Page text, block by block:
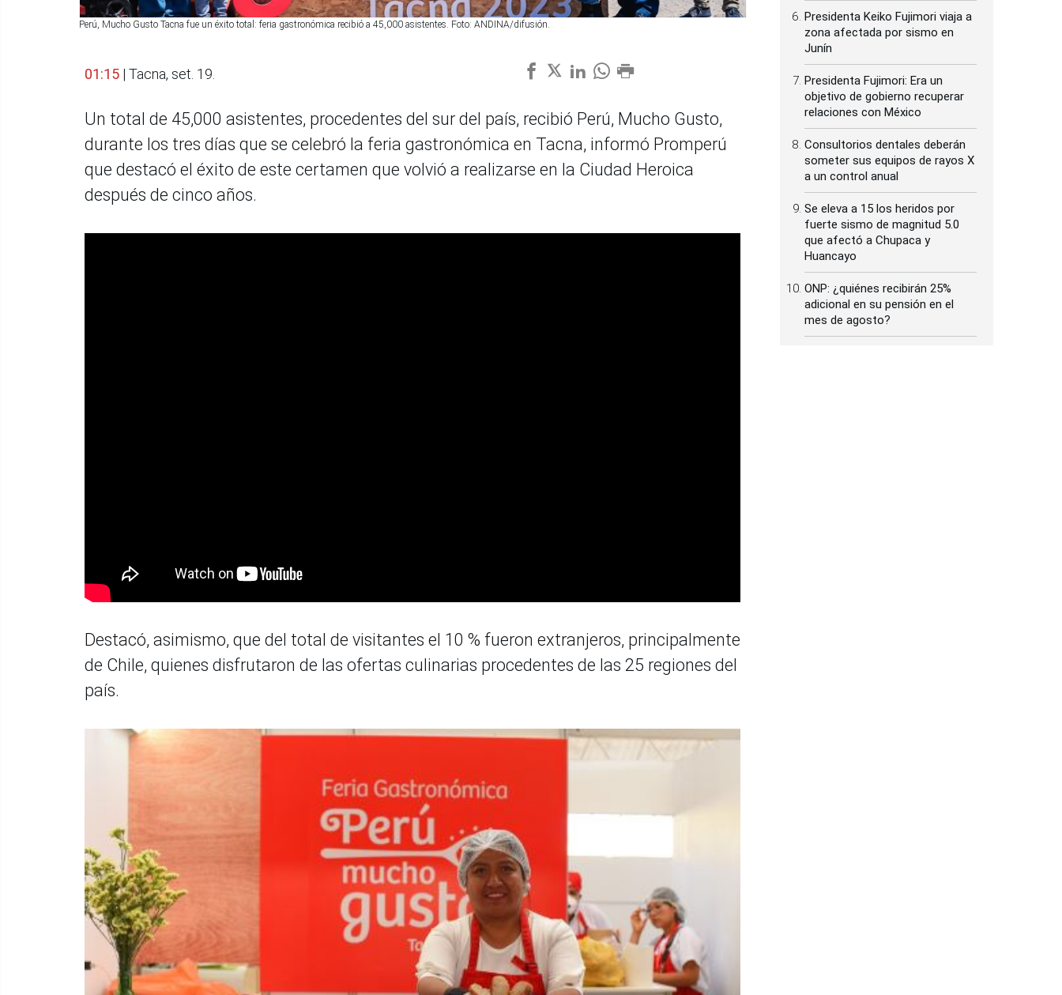
Perú, Mucho Gusto Tacna fue un éxito total: feria gastronómica recibió a 45,000 asistentes. Foto: ANDINA/difusión.
01:15 | Tacna, set. 19.
Un total de 45,000 asistentes, procedentes del sur del país, recibió Perú, Mucho Gusto,
durante los tres días que se celebró la feria gastronómica en Tacna, informó Promperú
que destacó el éxito de este certamen que volvió a realizarse en la Ciudad Heroica
después de cinco años.
Destacó, asimismo, que del total de visitantes el 10 % fueron extranjeros, principalmente
de Chile, quienes disfrutaron de las ofertas culinarias procedentes de las 25 regiones del
país.
Presidenta Keiko Fujimori viaja a
zona afectada por sismo en
Junín
Presidenta Fujimori: Era un
objetivo de gobierno recuperar
relaciones con México
Consultorios dentales deberán
someter sus equipos de rayos X
a un control anual
Se eleva a 15 los heridos por
fuerte sismo de magnitud 5.0
que afectó a Chupaca y
Huancayo
ONP: ¿quiénes recibirán 25%
adicional en su pensión en el
mes de agosto?